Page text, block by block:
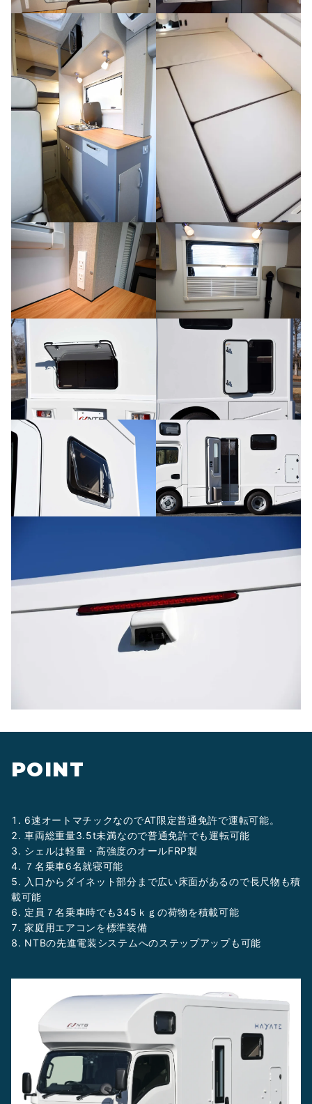
POINT
6速オートマチックなのでAT限定普通免許で運転可能。
車両総重量3.5t未満なので普通免許でも運転可能
シェルは軽量・高強度のオールFRP製
７名乗車6名就寝可能
入口からダイネット部分まで広い床面があるので長尺物も積
載可能
定員７名乗車時でも345ｋｇの荷物を積載可能
家庭用エアコンを標準装備
NTBの先進電装システムへのステップアップも可能